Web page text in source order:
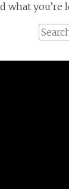
what
Search
for: